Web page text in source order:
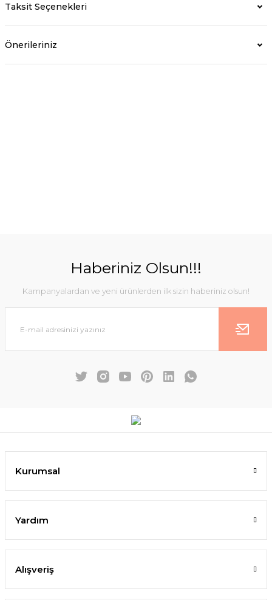
Taksit Seçenekleri
Önerileriniz
Haberiniz Olsun!!!
Kampanyalardan ve yeni ürünlerden ilk sizin haberiniz olsun!
Kurumsal
Yardım
Alışveriş